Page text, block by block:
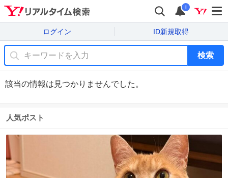
i
ログイン ID新規取得
検索
該当の情報は見つかりませんでした。
人気ポスト